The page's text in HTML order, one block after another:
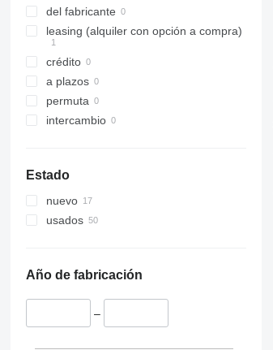
323
324
326
329
330
336
350
365
395
416
8035
CT
JZ
NXT
S-Series
TM
del fabricante
leasing (alquiler con opción a compra)
crédito
a plazos
permuta
intercambio
Estado
nuevo
usados
Año de fabricación
–